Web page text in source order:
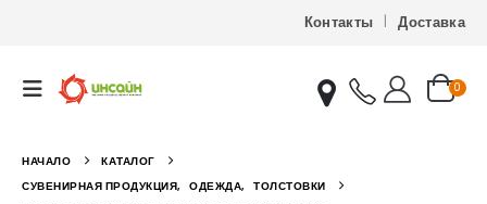
Контакты Доставка
0
НАЧАЛО
КАТАЛОГ
СУВЕНИРНАЯ ПРОДУКЦИЯ, ОДЕЖДА, ТОЛСТОВКИ